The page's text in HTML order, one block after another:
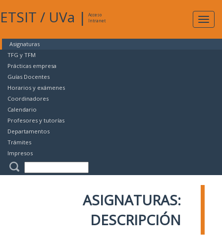
ETSIT / UVa |
Acceso
Intranet
Asignaturas
TFG y TFM
Prácticas empresa
Guías Docentes
Horarios y exámenes
Coordinadores
Calendario
Profesores y tutorías
Departamentos
Trámites
Impresos
ASIGNATURAS:
DESCRIPCIÓN